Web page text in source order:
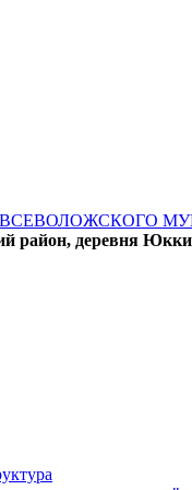
район, деревня